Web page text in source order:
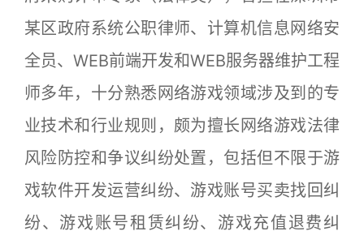
某区政府系统公职律师、计算机信息网络安
全员、WEB前端开发和WEB服务器维护工程
师多年，十分熟悉网络游戏领域涉及到的专
业技术和行业规则，颇为擅长网络游戏法律
风险防控和争议纠纷处置 ，包括但不限于游
戏软件开发运营纠纷、游戏账号买卖找回纠
纷、游戏账号租赁纠纷、游戏充值退费纠